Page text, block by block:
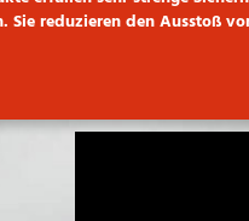
Sie reduzieren den Ausstoß